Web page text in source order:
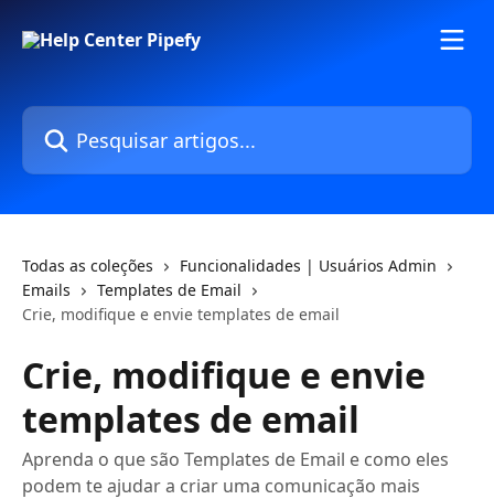
Pesquisar artigos...
Todas as coleções
Funcionalidades | Usuários Admin
Emails
Templates de Email
Crie, modifique e envie templates de email
Crie, modifique e envie
templates de email
Aprenda o que são Templates de Email e como eles
podem te ajudar a criar uma comunicação mais